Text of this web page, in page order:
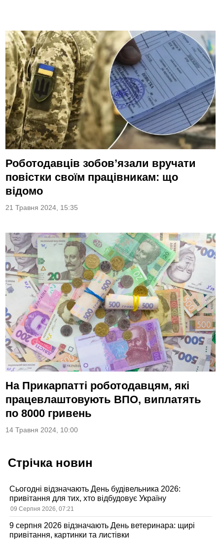
Роботодавців зобов’язали вручати
повістки своїм працівникам: що
відомо
21 Травня 2024, 15:35
На Прикарпатті роботодавцям, які
працевлаштовують ВПО, виплатять
по 8000 гривень
14 Травня 2024, 10:00
Стрічка новин
Сьогодні відзначають День будівельника 2026:
привітання для тих, хто відбудовує Україну
09 Серпня 2026, 07:21
9 серпня 2026 відзначають День ветеринара: щирі
привітання, картинки та листівки